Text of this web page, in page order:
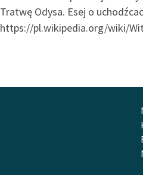
Tratwę Odysa. Esej o
https://pl.wikipedia.org/wiki/
Wit